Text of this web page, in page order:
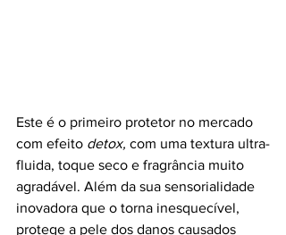
Este é o primeiro protetor no mercado
com efeito detox, com uma textura ultra-
fluida, toque seco e fragrância muito
agradável. Além da sua sensorialidade
inovadora que o torna inesquecível,
protege a pele dos danos causados